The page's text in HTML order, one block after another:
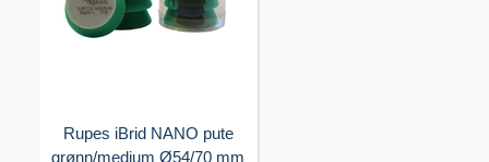
Rupes iBrid NANO pute
grønn/medium Ø54/70 mm